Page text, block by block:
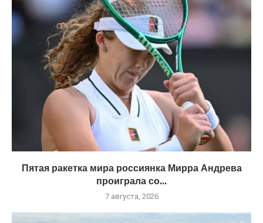
Пятая ракетка мира россиянка Мирра Андрева
проиграла со...
7 августа, 2026